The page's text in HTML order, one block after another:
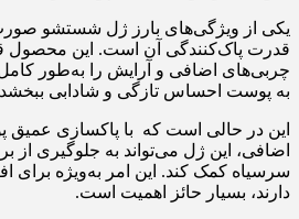
یکی از ویژگی‌های بارز ژل شستشو
قدرت پاک‌کنندگی آن است. این محصول
چربی‌های اضافی و آرایش را به‌طور
به پوست احساس تازگی و شادابی ببخشد
این در حالی است که با پاکسازی
اضافی، این ژل می‌تواند به جلوگیری از
سرسیاه کمک کند. این امر به‌ویژه
دارند، بسیار حائز اهمیت است.